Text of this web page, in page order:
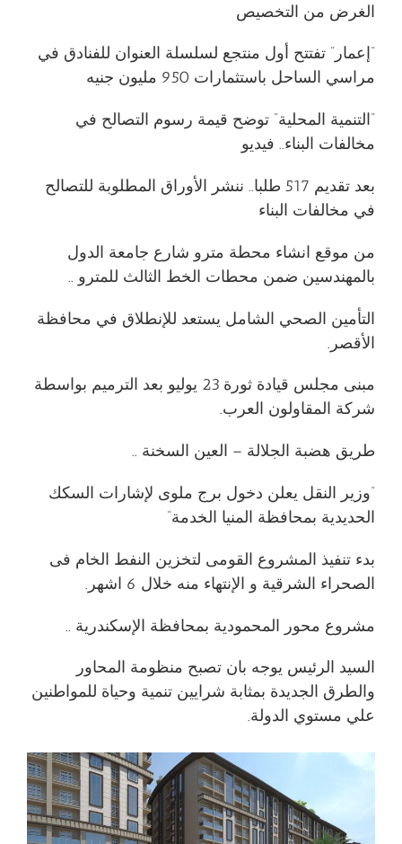
الغرض من التخصيص
“إعمار” تفتتح أول منتجع لسلسلة العنوان للفنادق في
مراسي الساحل باستثمارات 950 مليون جنيه
“التنمية المحلية” توضح قيمة رسوم التصالح في
مخالفات البناء.. فيديو
بعد تقديم 517 طلبا.. ننشر الأوراق المطلوبة للتصالح
في مخالفات البناء
من موقع انشاء محطة مترو شارع جامعة الدول
بالمهندسين ضمن محطات الخط الثالث للمترو ..
التأمين الصحي الشامل يستعد للإنطلاق في محافظة
الأقصر.
مبنى مجلس قيادة ثورة 23 يوليو بعد الترميم بواسطة
شركة المقاولون العرب.
طريق هضبة الجلالة – العين السخنة ..
“وزير النقل يعلن دخول برج ملوى لإشارات السكك
الحديدية بمحافظة المنيا الخدمة”
بدء تنفيذ المشروع القومى لتخزين النفط الخام فى
الصحراء الشرقية و الإنتهاء منه خلال 6 اشهر.
مشروع محور المحمودية بمحافظة الإسكندرية ..
السيد الرئيس يوجه بان تصبح منظومة المحاور
والطرق الجديدة بمثابة شرايين تنمية وحياة للمواطنين
علي مستوي الدولة.